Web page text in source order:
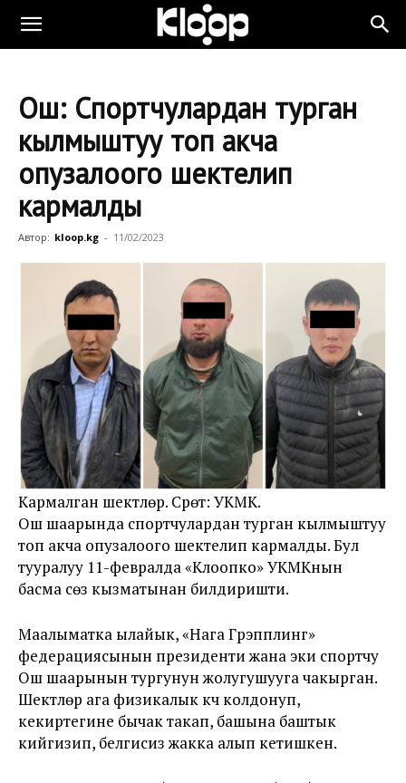
Ош: Спортчулардан турган
кылмыштуу топ акча
опузалоого шектелип
кармалды
Автор: kloop.kg - 11/02/2023
Кармалган шектүүлөр. Сүрөт: УКМК.
Ош шаарында спортчулардан турган кылмыштуу
топ акча опузалоого шектелип кармалды. Бул
тууралуу 11-февралда «Клоопко» УКМКнын
басма сөз кызматынан билдиришти.
Маалыматка ылайык, «Нага Грэпплинг»
федерациясынын президенти жана эки спортчу
Ош шаарынын тургунун жолугушууга чакырган.
Шектүүлөр ага физикалык күч колдонуп,
кекиртегине бычак такап, башына баштык
кийгизип, белгисиз жакка алып кетишкен.